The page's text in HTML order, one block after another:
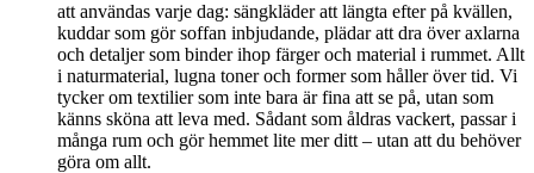
att användas varje dag: sängkläder att längta efter på kvällen,
kuddar som gör soffan inbjudande, plädar att dra över axlarna
och detaljer som binder ihop färger och material i rummet. Allt
i naturmaterial, lugna toner och former som håller över tid. Vi
tycker om textilier som inte bara är fina att se på, utan som
känns sköna att leva med. Sådant som åldras vackert, passar i
många rum och gör hemmet lite mer ditt – utan att du behöver
göra om allt.